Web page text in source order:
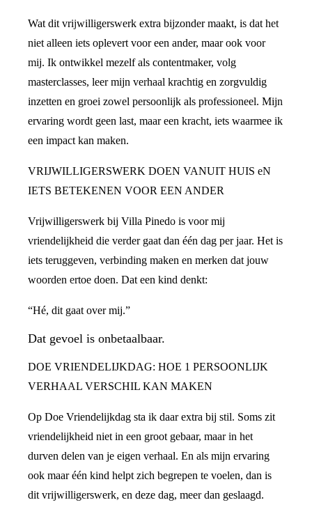
Wat dit vrijwilligerswerk extra bijzonder maakt, is dat het
niet alleen iets oplevert voor een ander, maar ook voor
mij. Ik ontwikkel mezelf als contentmaker, volg
masterclasses, leer mijn verhaal krachtig en zorgvuldig
inzetten en groei zowel persoonlijk als professioneel. Mijn
ervaring wordt geen last, maar een kracht, iets waarmee ik
een impact kan maken.
VRIJWILLIGERSWERK DOEN VANUIT HUIS eN
IETS BETEKENEN VOOR EEN ANDER
Vrijwilligerswerk bij Villa Pinedo is voor mij
vriendelijkheid die verder gaat dan één dag per jaar. Het is
iets teruggeven, verbinding maken en merken dat jouw
woorden ertoe doen. Dat een kind denkt:
“Hé, dit gaat over mij.”
Dat gevoel is onbetaalbaar.
DOE VRIENDELIJKDAG: HOE 1 PERSOONLIJK
VERHAAL VERSCHIL KAN MAKEN
Op Doe Vriendelijkdag sta ik daar extra bij stil. Soms zit
vriendelijkheid niet in een groot gebaar, maar in het
durven delen van je eigen verhaal. En als mijn ervaring
ook maar één kind helpt zich begrepen te voelen, dan is
dit vrijwilligerswerk, en deze dag, meer dan geslaagd.